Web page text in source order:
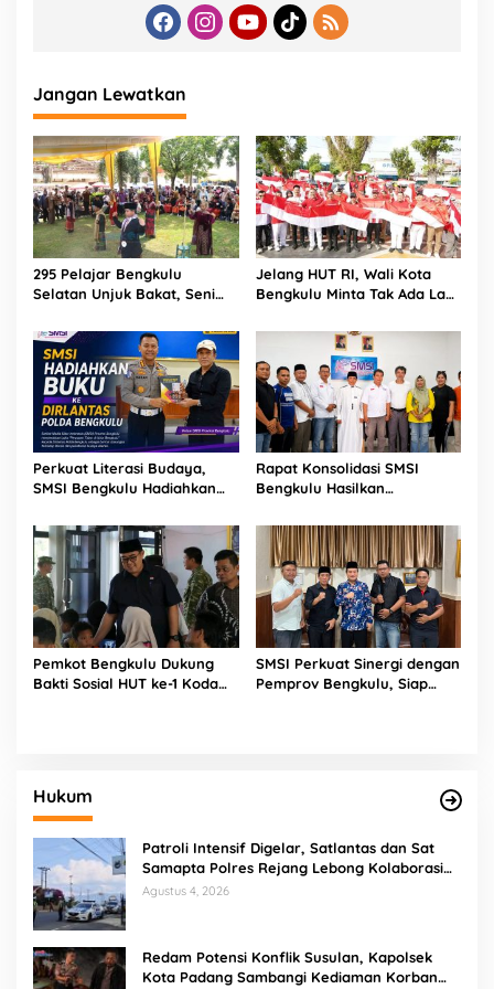
Jangan Lewatkan
295 Pelajar Bengkulu
Selatan Unjuk Bakat, Seni
Budaya Daerah
Jelang HUT RI, Wali Kota
Bengkulu Minta Tak Ada Lagi
Pemerintah
Perkuat Literasi Budaya,
SMSI Bengkulu Hadiahkan
Polda
Rapat Konsolidasi SMSI
Bengkulu Hasilkan
Pokja Newsroom Kolaboratif
Pemkot Bengkulu Dukung
Bakti Sosial HUT ke-1 Kodam
SMSI Perkuat Sinergi dengan
Pemprov Bengkulu, Siap
Hukum
Patroli Intensif Digelar, Satlantas dan Sat
Samapta Polres Rejang Lebong Kolaborasi
Berantas Balap Liar
Agustus 4, 2026
Redam Potensi Konflik Susulan, Kapolsek
Kota Padang Sambangi Kediaman Korban